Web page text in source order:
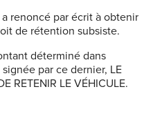
renoncé par écrit à obtenir
de rétention subsiste.
déterminé dans
par ce dernier, LE
RETENIR LE VÉHICULE.